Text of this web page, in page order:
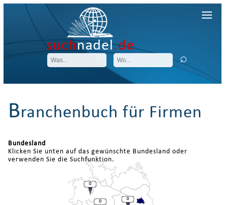
suchnadel.de
Branchenbuch für Firmen
Bundesland
Klicken Sie unten auf das gewünschte Bundesland oder
verwenden Sie die Suchfunktion.
0
0
0